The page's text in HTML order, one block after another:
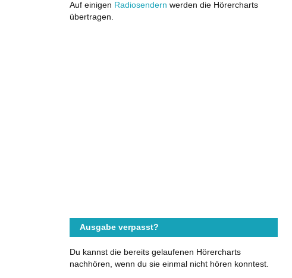
Auf einigen Radiosendern werden die Hörercharts
übertragen.
Ausgabe verpasst?
Du kannst die bereits gelaufenen Hörercharts
nachhören, wenn du sie einmal nicht hören konntest.